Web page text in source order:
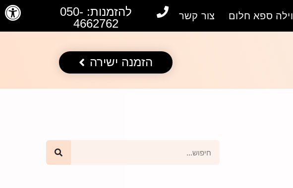
פתח
וילה ספא חלום צור קשר
להזמנות: 050-
4662762
הזמנה ישירה